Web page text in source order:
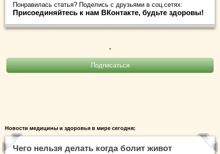
Понравилась статья? Поделись с друзьями в соц.сетях:
Присоединяйтесь к нам ВКонтакте, будьте здоровы!
.
Новости медицины и здоровья в мире сегодня:
Чего нельзя делать когда болит живот